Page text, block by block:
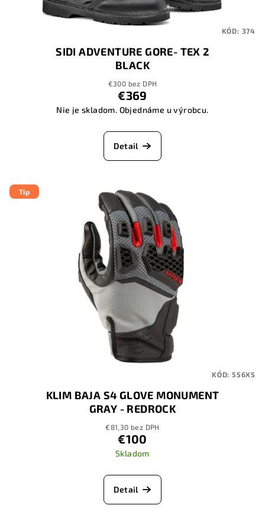
SIDI ADVENTURE GORE- TEX 2
BLACK
€300 bez DPH
€369
Nie je skladom. Objednáme u výrobcu.
Detail
KÓD: 374
Tip
KLIM BAJA S4 GLOVE MONUMENT
GRAY - REDROCK
€81,30 bez DPH
€100
Skladom
Detail
KÓD: 556XS